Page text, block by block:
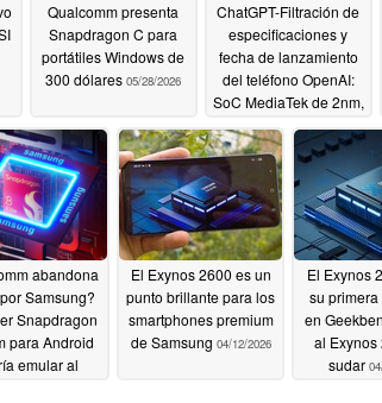
Qualcomm presenta
Snapdragon C para
portátiles Windows de
300 dólares 05/28/2026
ChatGPT-Filtración de
especificaciones y
fecha de lanzamiento
del teléfono OpenAI:
SoC MediaTek de 2nm,
almacenamiento UFS
5.0, etc
05/20/2026
abandona
Samsung?
Snapdragon
para Android
emular al
El Exynos 2600 es un
punto brillante para los
smartphones premium
de Samsung 04/12/2026
El Exynos
su
en
al Exynos
sudar